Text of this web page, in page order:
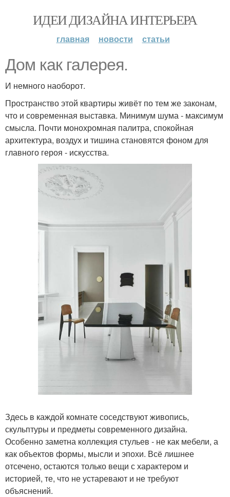
ИДЕИ ДИЗАЙНА ИНТЕРЬЕРА
главная новости статьи
Дом как галерея.
И немного наоборот.
Пространство этой квартиры живёт по тем же законам,
что и современная выставка. Минимум шума - максимум
смысла. Почти монохромная палитра, спокойная
архитектура, воздух и тишина становятся фоном для
главного героя - искусства.
Здесь в каждой комнате соседствуют живопись,
скульптуры и предметы современного дизайна.
Особенно заметна коллекция стульев - не как мебели, а
как объектов формы, мысли и эпохи. Всё лишнее
отсечено, остаются только вещи с характером и
историей, те, что не устаревают и не требуют
объяснений.